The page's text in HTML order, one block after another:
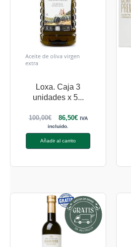
Aceite de oliva virgen
extra
Loxa. Caja 3
unidades x 5...
100,00€ 86,50€ IVA
incluido.
Añadir al carrito